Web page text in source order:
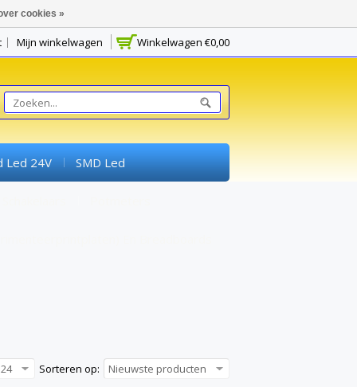
Winkelwagen €0,00
Mijn winkelwagen
Led 24V SMD Led
Sorteren op: Nieuwste producten
24
cookies »